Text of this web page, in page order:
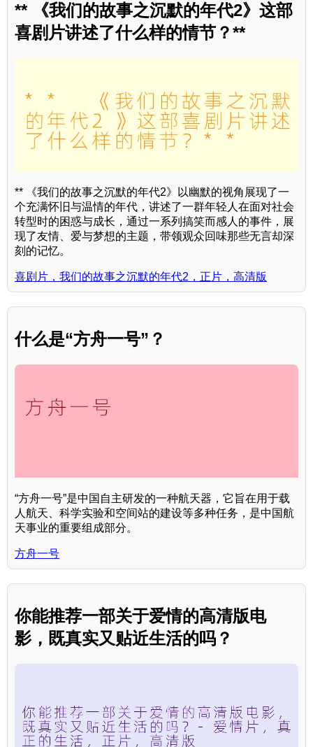
** 《我们的故事之沉默的年代2》这部
喜剧片讲述了什么样的情节？**
** 《我们的故事之沉默的年代2》以幽默的视角展现了一
个充满怀旧与温情的年代，讲述了一群年轻人在面对社会
转型时的困惑与成长，通过一系列搞笑而感人的事件，展
现了友情、爱与梦想的主题，带领观众回味那些无言却深
刻的记忆。
喜剧片，我们的故事之沉默的年代2，正片，高清版
什么是“方舟一号”？
“方舟一号”是中国自主研发的一种航天器，它旨在用于载
人航天、科学实验和空间站的建设等多种任务，是中国航
天事业的重要组成部分。
方舟一号
你能推荐一部关于爱情的高清版电
影，既真实又贴近生活的吗？